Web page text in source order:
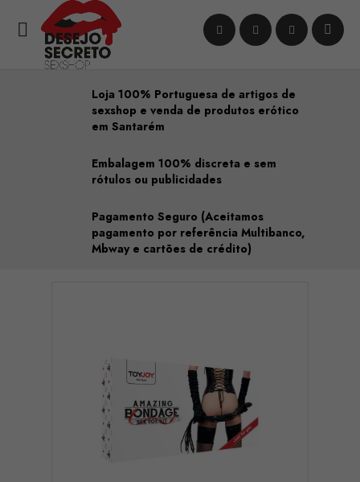

Loja 100% Portuguesa de artigos de
sexshop e venda de produtos erótico
em Santarém
Embalagem 100% discreta e sem
rótulos ou publicidades
Pagamento Seguro (Aceitamos
pagamento por referência Multibanco,
Mbway e cartões de crédito)